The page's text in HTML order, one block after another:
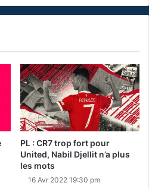
PL : CR7 trop fort pour
United, Nabil Djellit n’a plus
les mots
16 Avr 2022 19:30 pm